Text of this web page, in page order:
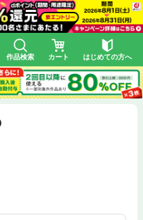
作品検索 カート はじめての方へ